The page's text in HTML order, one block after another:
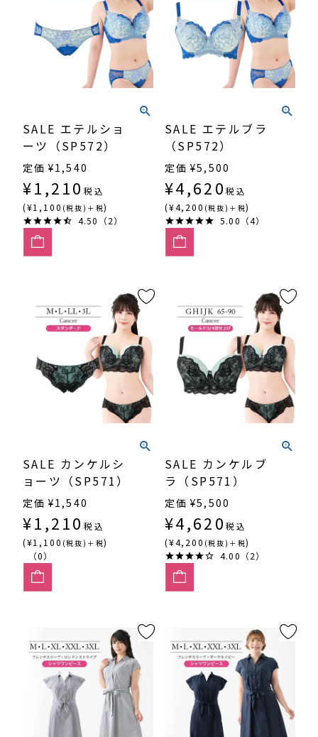
SALE エテルショ
ーツ（SP572）
定価 ¥1,540
¥1,210 税込
(¥1,100 (税抜)＋税)
4.50（2）
SALE エテルブラ
（SP572）
定価 ¥5,500
¥4,620 税込
(¥4,200 (税抜)＋税)
5.00（4）
SALE カンケルシ
ョーツ（SP571）
定価 ¥1,540
¥1,210 税込
(¥1,100 (税抜)＋税)
（0）
SALE カンケルブ
ラ（SP571）
定価 ¥5,500
¥4,620 税込
(¥4,200 (税抜)＋税)
4.00（2）